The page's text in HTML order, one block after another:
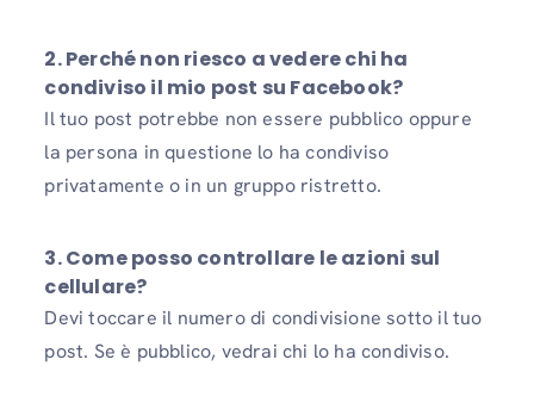
2. Perché non riesco a vedere chi ha
condiviso il mio post su Facebook?
Il tuo post potrebbe non essere pubblico oppure
la persona in questione lo ha condiviso
privatamente o in un gruppo ristretto.
3. Come posso controllare le azioni sul
cellulare?
Devi toccare il numero di condivisione sotto il tuo
post. Se è pubblico, vedrai chi lo ha condiviso.